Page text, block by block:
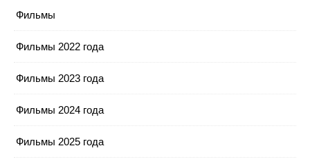
Фильмы
Фильмы 2022 года
Фильмы 2023 года
Фильмы 2024 года
Фильмы 2025 года